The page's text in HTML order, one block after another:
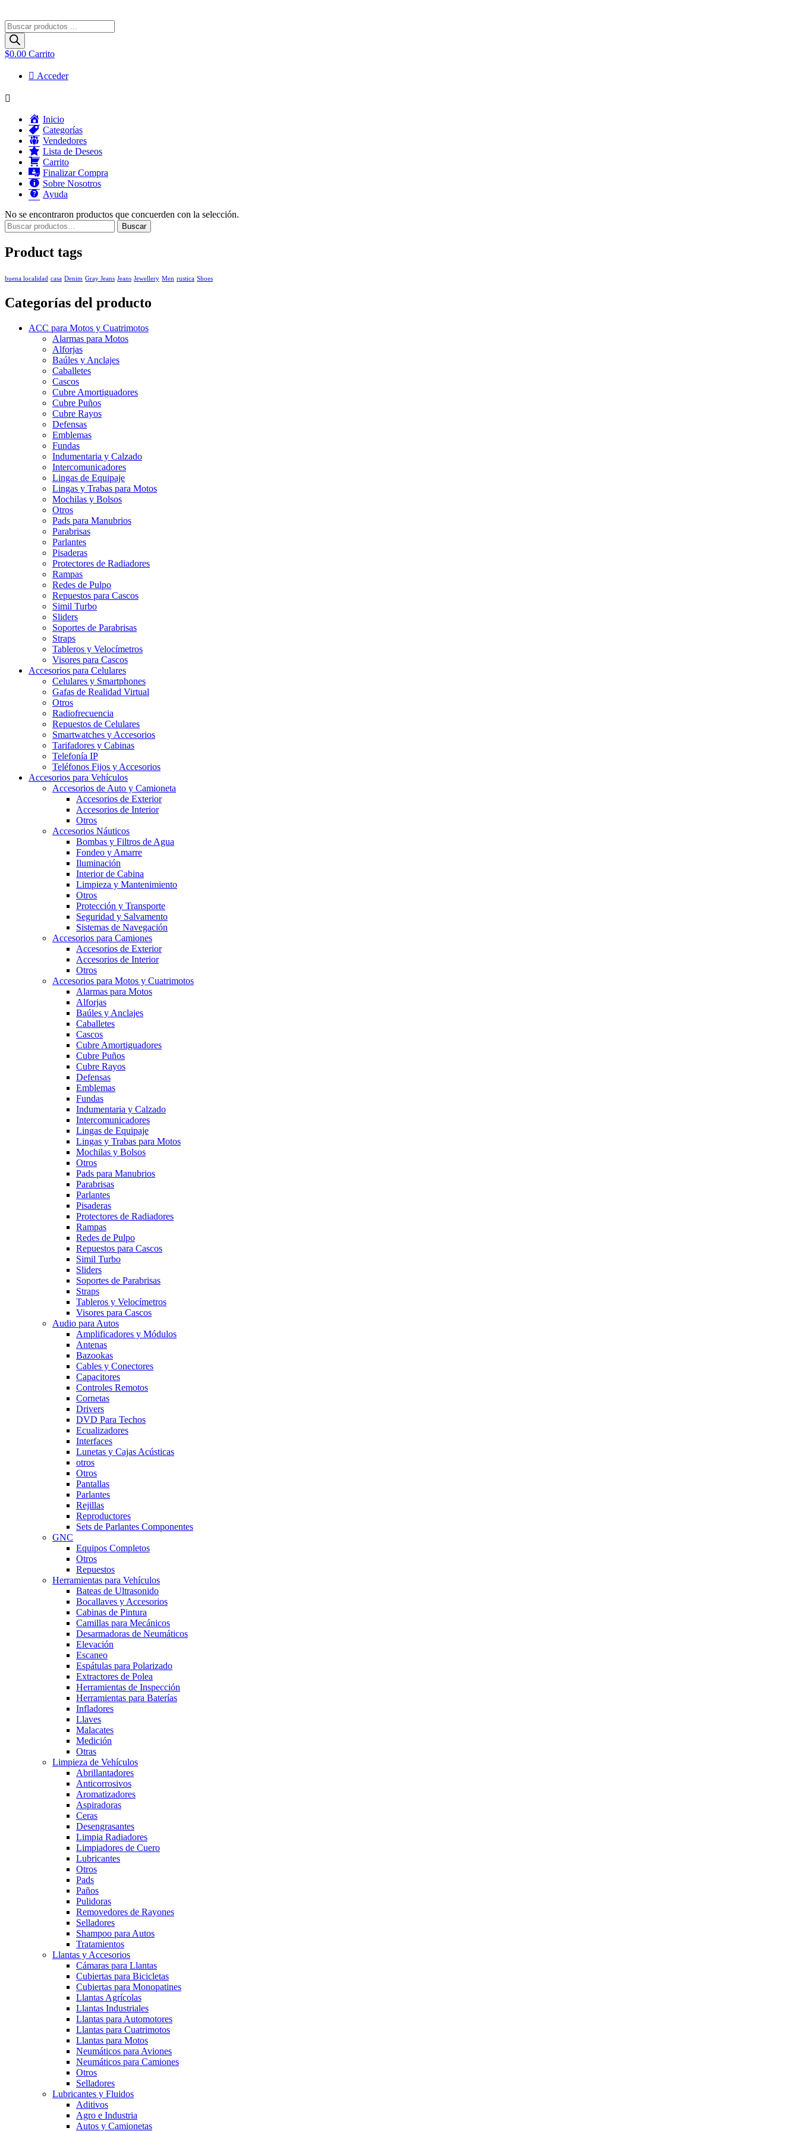
Búsqueda
de
productos
$0.00 Carrito
Acceder
Menú
Inicio
Categorías
Vendedores
Lista de Deseos
Carrito
Finalizar Compra
Sobre Nosotros
Ayuda
No se encontraron productos que concuerden con la selección.
Buscar
por:
Buscar
Product tags
buena localidad casa Denim Gray Jeans Jeans Jewellery Men rustica Shoes
Categorías del producto
ACC para Motos y Cuatrimotos
Alarmas para Motos
Alforjas
Baúles y Anclajes
Caballetes
Cascos
Cubre Amortiguadores
Cubre Puños
Cubre Rayos
Defensas
Emblemas
Fundas
Indumentaria y Calzado
Intercomunicadores
Lingas de Equipaje
Lingas y Trabas para Motos
Mochilas y Bolsos
Otros
Pads para Manubrios
Parabrisas
Parlantes
Pisaderas
Protectores de Radiadores
Rampas
Redes de Pulpo
Repuestos para Cascos
Simil Turbo
Sliders
Soportes de Parabrisas
Straps
Tableros y Velocímetros
Visores para Cascos
Accesorios para Celulares
Celulares y Smartphones
Gafas de Realidad Virtual
Otros
Radiofrecuencia
Repuestos de Celulares
Smartwatches y Accesorios
Tarifadores y Cabinas
Telefonía IP
Teléfonos Fijos y Accesorios
Accesorios para Vehículos
Accesorios de Auto y Camioneta
Accesorios de Exterior
Accesorios de Interior
Otros
Accesorios Náuticos
Bombas y Filtros de Agua
Fondeo y Amarre
Iluminación
Interior de Cabina
Limpieza y Mantenimiento
Otros
Protección y Transporte
Seguridad y Salvamento
Sistemas de Navegación
Accesorios para Camiones
Accesorios de Exterior
Accesorios de Interior
Otros
Accesorios para Motos y Cuatrimotos
Alarmas para Motos
Alforjas
Baúles y Anclajes
Caballetes
Cascos
Cubre Amortiguadores
Cubre Puños
Cubre Rayos
Defensas
Emblemas
Fundas
Indumentaria y Calzado
Intercomunicadores
Lingas de Equipaje
Lingas y Trabas para Motos
Mochilas y Bolsos
Otros
Pads para Manubrios
Parabrisas
Parlantes
Pisaderas
Protectores de Radiadores
Rampas
Redes de Pulpo
Repuestos para Cascos
Simil Turbo
Sliders
Soportes de Parabrisas
Straps
Tableros y Velocímetros
Visores para Cascos
Audio para Autos
Amplificadores y Módulos
Antenas
Bazookas
Cables y Conectores
Capacitores
Controles Remotos
Cornetas
Drivers
DVD Para Techos
Ecualizadores
Interfaces
Lunetas y Cajas Acústicas
otros
Otros
Pantallas
Parlantes
Rejillas
Reproductores
Sets de Parlantes Componentes
GNC
Equipos Completos
Otros
Repuestos
Herramientas para Vehículos
Bateas de Ultrasonido
Bocallaves y Accesorios
Cabinas de Pintura
Camillas para Mecánicos
Desarmadoras de Neumáticos
Elevación
Escaneo
Espátulas para Polarizado
Extractores de Polea
Herramientas de Inspección
Herramientas para Baterías
Infladores
Llaves
Malacates
Medición
Otras
Limpieza de Vehículos
Abrillantadores
Anticorrosivos
Aromatizadores
Aspiradoras
Ceras
Desengrasantes
Limpia Radiadores
Limpiadores de Cuero
Lubricantes
Otros
Pads
Paños
Pulidoras
Removedores de Rayones
Selladores
Shampoo para Autos
Tratamientos
Llantas y Accesorios
Cámaras para Llantas
Cubiertas para Bicicletas
Cubiertas para Monopatines
Llantas Agrícolas
Llantas Industriales
Llantas para Automotores
Llantas para Cuatrimotos
Llantas para Motos
Neumáticos para Aviones
Neumáticos para Camiones
Otros
Selladores
Lubricantes y Fluidos
Aditivos
Agro e Industria
Autos y Camionetas